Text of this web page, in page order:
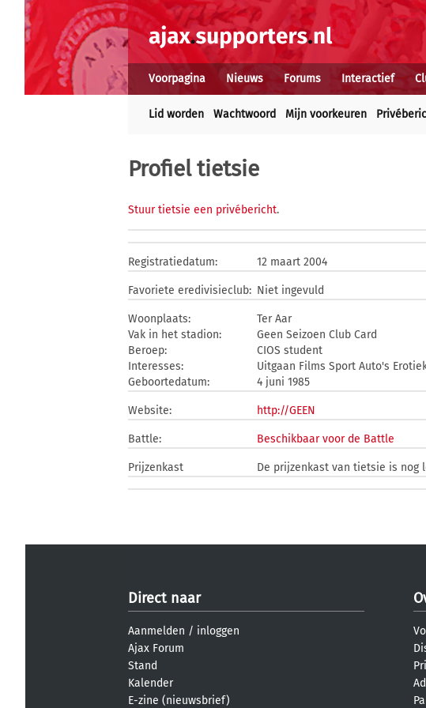
Voorpagina Nieuws Forums Interactief
Lid worden Wachtwoord Mijn voorkeuren
Profiel tietsie
Stuur tietsie een privébericht.
Registratiedatum: 12 maart 2004
Favoriete eredivisieclub: Niet ingevuld
Woonplaats:
Ter Aar
Vak in het stadion:
Geen Seizoen Club Card
Beroep:
CIOS student
Interesses:
Uitgaan Films Sport Auto's
Geboortedatum:
4 juni 1985
Website: http://GEEN
Battle: Beschikbaar voor de Battle
Prijzenkast De prijzenkast van tietsie is nog
Direct naar
Aanmelden / inloggen
Ajax Forum
Stand
Kalender
E-zine (nieuwsbrief)